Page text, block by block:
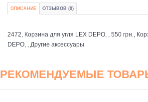
ОПИСАНИЕ ОТЗЫВОВ (0)
2472, Корзина для угля LEX DEPO, , 550 грн.,
DEPO, , Другие аксессуары
РЕКОМЕНДУЕМЫЕ